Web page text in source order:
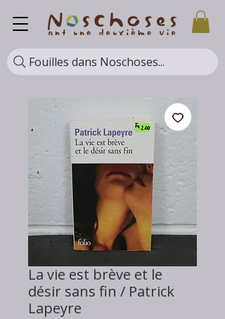
Fouilles dans Noschoses...
La vie est brève et le
désir sans fin / Patrick
Lapeyre